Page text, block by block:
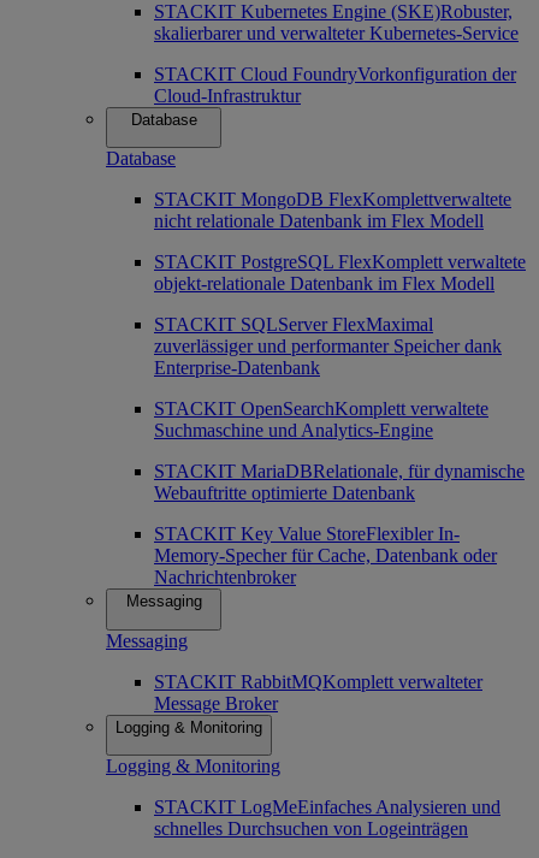
STACKIT Kubernetes Engine (SKE)Robuster,
skalierbarer und verwalteter Kubernetes-Service
STACKIT Cloud FoundryVorkonfiguration der
Cloud-Infrastruktur
Database
Database
STACKIT MongoDB FlexKomplettverwaltete
nicht relationale Datenbank im Flex Modell
STACKIT PostgreSQL FlexKomplett verwaltete
objekt-relationale Datenbank im Flex Modell
STACKIT SQLServer FlexMaximal
zuverlässiger und performanter Speicher dank
Enterprise-Datenbank
STACKIT OpenSearchKomplett verwaltete
Suchmaschine und Analytics-Engine
STACKIT MariaDBRelationale, für dynamische
Webauftritte optimierte Datenbank
STACKIT Key Value StoreFlexibler In-
Memory-Specher für Cache, Datenbank oder
Nachrichtenbroker
Messaging
Messaging
STACKIT RabbitMQKomplett verwalteter
Message Broker
Logging & Monitoring
Logging & Monitoring
STACKIT LogMeEinfaches Analysieren und
schnelles Durchsuchen von Logeinträgen